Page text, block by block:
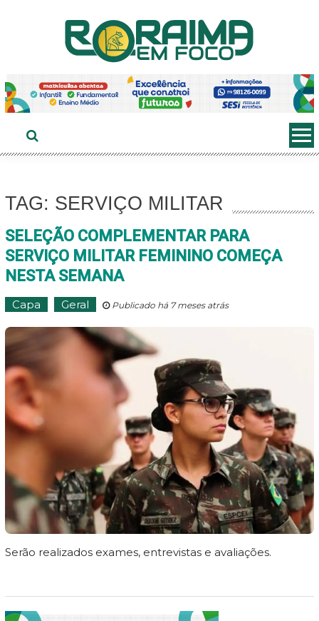
TAG: SERVIÇO MILITAR
SELEÇÃO COMPLEMENTAR PARA
SERVIÇO MILITAR FEMININO COMEÇA
NESTA SEMANA
Capa Geral Publicado há 7 meses atrás
Serão realizados exames, entrevistas e avaliações.